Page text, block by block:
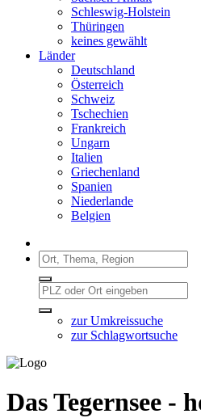
Schleswig-Holstein
Thüringen
keines gewählt
Länder
Deutschland
Österreich
Schweiz
Tschechien
Frankreich
Ungarn
Italien
Griechenland
Spanien
Niederlande
Belgien
zur Umkreissuche
zur Schlagwortsuche
Das Tegernsee -